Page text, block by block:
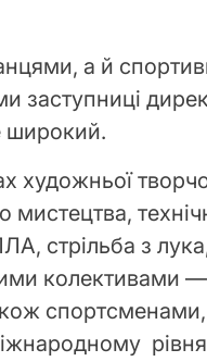
а й
заступниці
широкий.
художньої
стрільба з
колективами —